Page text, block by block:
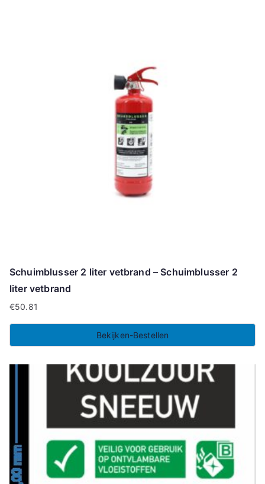
Schuimblusser 2 liter vetbrand – Schuimblusser 2
liter vetbrand
€50.81
Bekijken-Bestellen